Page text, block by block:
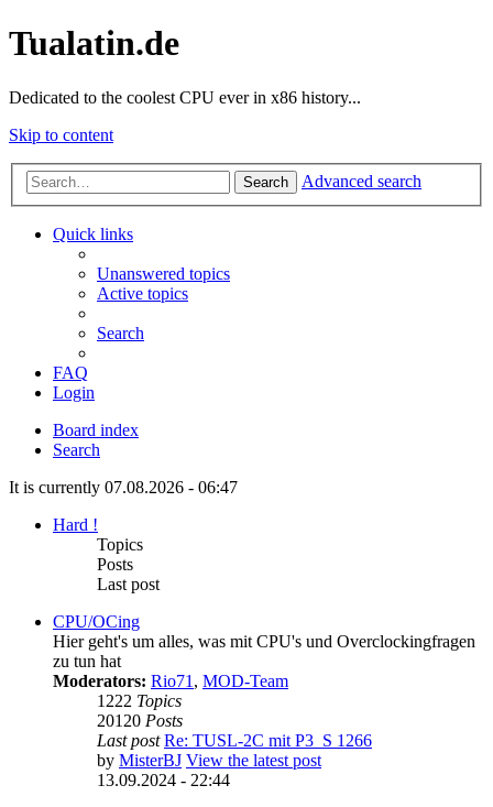
Tualatin.de
Dedicated to the coolest CPU ever in x86 history...
Skip to content
Search Advanced search
Quick links
Unanswered topics
Active topics
Search
FAQ
Login
Board index
Search
It is currently 07.08.2026 - 06:47
Hard !
Topics
Posts
Last post
CPU/OCing
Hier geht's um alles, was mit CPU's und Overclockingfragen
zu tun hat
Moderators: Rio71, MOD-Team
1222 Topics
20120 Posts
Last post Re: TUSL-2C mit P3_S 1266
by MisterBJ View the latest post
13.09.2024 - 22:44